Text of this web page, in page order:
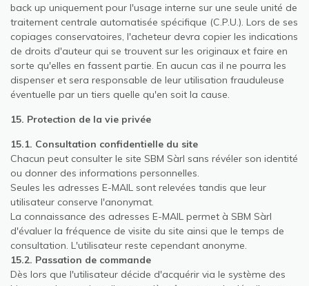
back up uniquement pour l'usage interne sur une seule unité de
traitement centrale automatisée spécifique (C.P.U.). Lors de ses
copiages conservatoires, l'acheteur devra copier les indications
de droits d'auteur qui se trouvent sur les originaux et faire en
sorte qu'elles en fassent partie. En aucun cas il ne pourra les
dispenser et sera responsable de leur utilisation frauduleuse
éventuelle par un tiers quelle qu'en soit la cause.
15. Protection de la vie privée
15.1. Consultation confidentielle du site
Chacun peut consulter le site SBM Sàrl sans révéler son identité
ou donner des informations personnelles.
Seules les adresses E-MAIL sont relevées tandis que leur
utilisateur conserve l'anonymat.
La connaissance des adresses E-MAIL permet à SBM Sàrl
d'évaluer la fréquence de visite du site ainsi que le temps de
consultation. L'utilisateur reste cependant anonyme.
15.2. Passation de commande
Dès lors que l'utilisateur décide d'acquérir via le système des